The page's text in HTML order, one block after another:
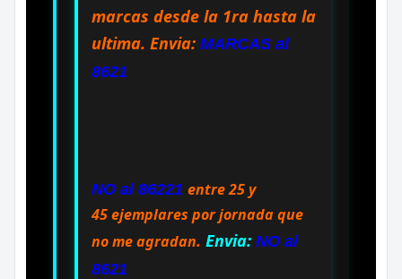
marcas desde la 1ra hasta la
ultima. Envia: MARCAS al
8621
NO al 86221 entre 25 y
45 ejemplares por jornada que
no me agradan. Envia: NO al
8621